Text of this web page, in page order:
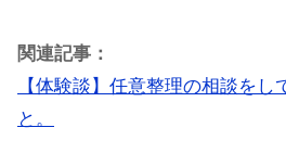
関連記事：
【体験談】任意整理の相談をし
と。